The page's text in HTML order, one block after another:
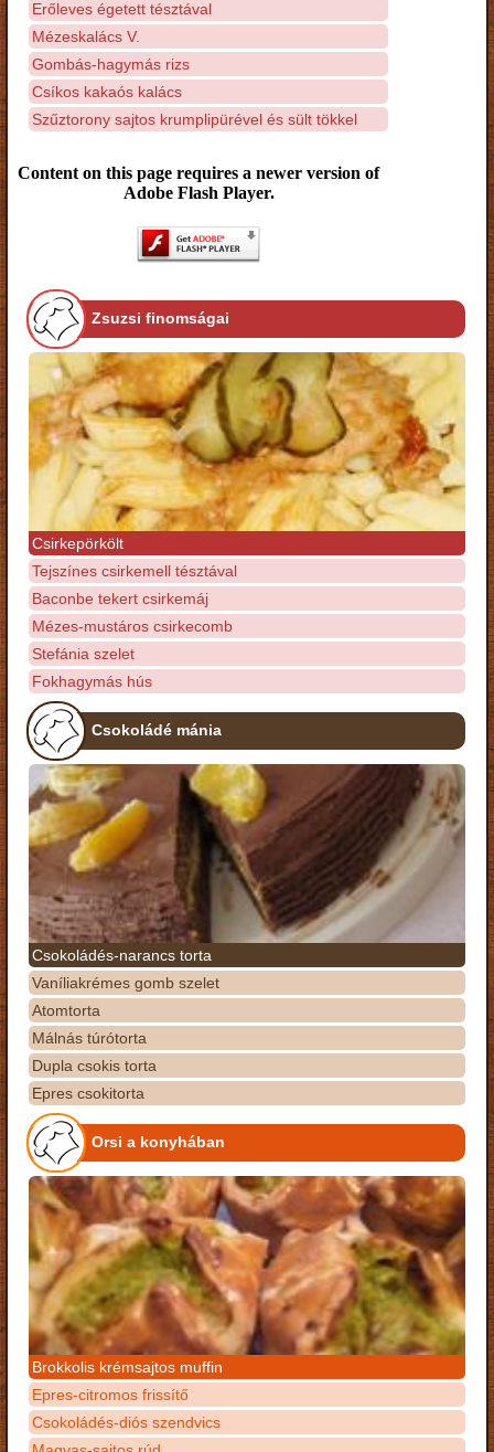
Erőleves égetett tésztával
Mézeskalács V.
Gombás-hagymás rizs
Csíkos kakaós kalács
Szűztorony sajtos krumplipürével és sült tökkel
Content on this page requires a newer version of
Adobe Flash Player.
Zsuzsi finomságai
Csirkepörkölt
Tejszínes csirkemell tésztával
Baconbe tekert csirkemáj
Mézes-mustáros csirkecomb
Stefánia szelet
Fokhagymás hús
Csokoládé mánia
Csokoládés-narancs torta
Vaníliakrémes gomb szelet
Atomtorta
Málnás túrótorta
Dupla csokis torta
Epres csokitorta
Orsi a konyhában
Brokkolis krémsajtos muffin
Epres-citromos frissítő
Csokoládés-diós szendvics